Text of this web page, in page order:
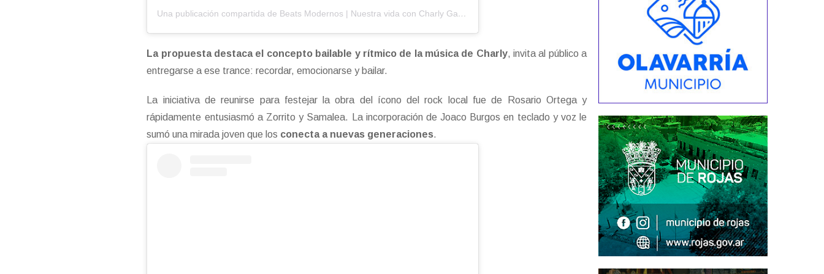
Una publicación compartida de Beats Modernos | Nuestra vida con Charly García (@beatsmodernos)
La propuesta destaca el concepto bailable y rítmico de la música de Charly, invita al público a
entregarse a ese trance: recordar, emocionarse y bailar.
La iniciativa de reunirse para festejar la obra del ícono del rock local fue de Rosario Ortega y
rápidamente entusiasmó a Zorrito y Samalea. La incorporación de Joaco Burgos en teclado y voz le
sumó una mirada joven que los conecta a nuevas generaciones.